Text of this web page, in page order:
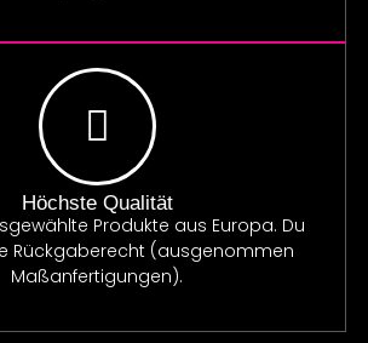
Höchste Qualität
Produkte aus Europa. Du
Rückgaberecht (ausgenommen
Maßanfertigungen).